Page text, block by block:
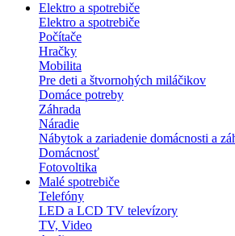
Elektro a spotrebiče
Elektro a spotrebiče
Počítače
Hračky
Mobilita
Pre deti a štvornohých miláčikov
Domáce potreby
Záhrada
Náradie
Nábytok a zariadenie domácnosti a
Domácnosť
Fotovoltika
Malé spotrebiče
Telefóny
LED a LCD TV televízory
TV, Video